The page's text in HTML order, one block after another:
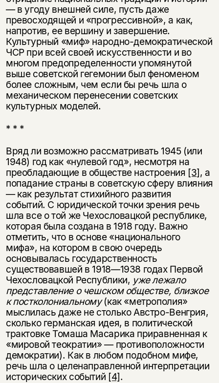
— в угоду внешней силе, пусть даже
превосходящей и «прогрессивной», а как,
напротив, ее вершину и завершение.
Культурный «миф» народно-демократической
ЧСР при всей своей искусственности и во
многом предопределенности упомянутой
выше советской гегемонии был феноменом
более сложным, чем если бы речь шла о
механическом перенесении советских
культурных моделей.
* * *
Вряд ли возможно рассматривать 1945 (или
1948) год как «нулевой год», несмотря на
преобладающие в обществе настроения [3], а
попадание страны в советскую сферу влияния
— как результат стихийного развития
событий. С юридической точки зрения речь
шла все о той же Чехословацкой республике,
которая была создана в 1918 году. Важно
отметить, что в основе «национального
мифа», на котором в свою очередь
основывалась государственность
существовавшей в 1918—1938 годах Первой
Чехословацкой Республики, уже лежало
представление о чешском обществе, близкое
к постколониальному(как «метрополия»
мыслилась даже не столько Австро-Венгрия,
сколько германская идея, в политической
трактовке Томаша Масарика приравненная к
«мировой теократии» — противоположности
демократии). Как в любом подобном мифе,
речь шла о целенаправленной интерпретации
исторических событий [4].